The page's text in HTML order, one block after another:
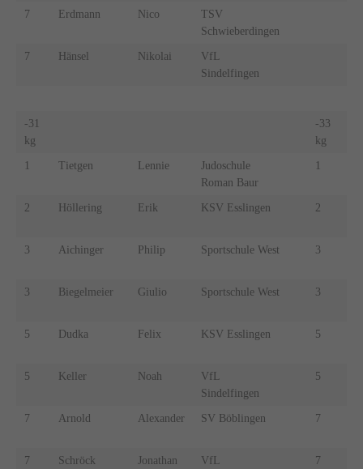
7 Erdmann Nico
TSV
Schwieberdingen
7 Hänsel Nikolai
VfL
Sindelfingen
-31
kg
-33
kg
1 Tietgen Lennie
Judoschule
Roman Baur
1
2 Höllering Erik KSV Esslingen 2
3 Aichinger Philip Sportschule West 3
3 Biegelmeier Giulio Sportschule West 3
5 Dudka Felix KSV Esslingen 5
5 Keller Noah
VfL
Sindelfingen
5
7 Arnold Alexander SV Böblingen 7
7 Schröck Jonathan VfL 7